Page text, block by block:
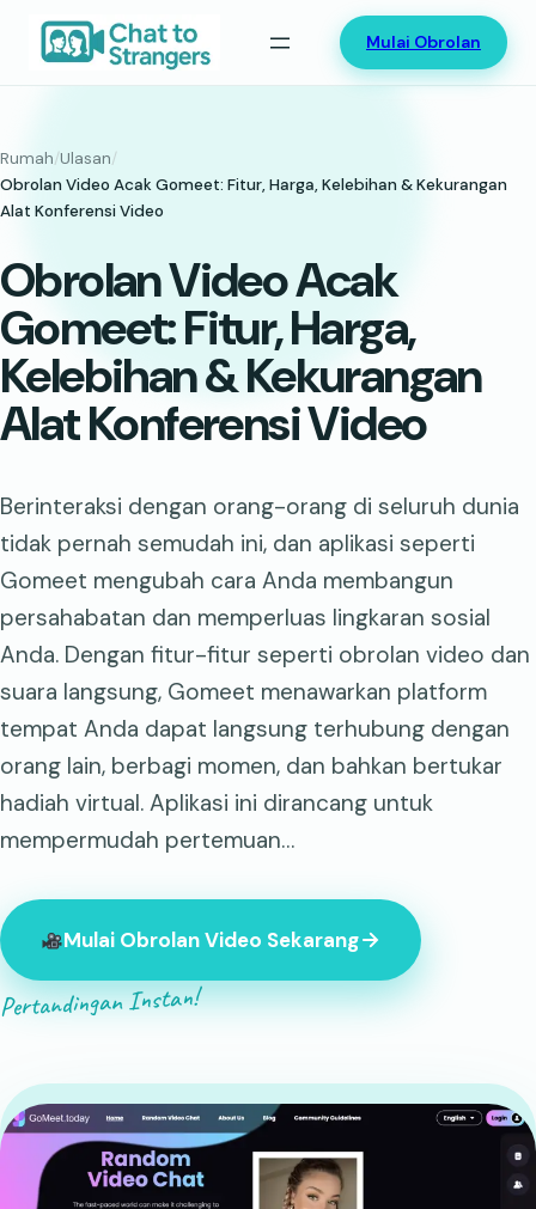
Lewati
Mulai Obrolan
Rumah/Ulasan/
Obrolan Video Acak Gomeet: Fitur, Harga, Kelebihan & Kekurangan
Alat Konferensi Video
Obrolan Video Acak
Gomeet: Fitur, Harga,
Kelebihan & Kekurangan
Alat Konferensi Video
Berinteraksi dengan orang-orang di seluruh dunia
tidak pernah semudah ini, dan aplikasi seperti
Gomeet mengubah cara Anda membangun
persahabatan dan memperluas lingkaran sosial
Anda. Dengan fitur-fitur seperti obrolan video dan
suara langsung, Gomeet menawarkan platform
tempat Anda dapat langsung terhubung dengan
orang lain, berbagi momen, dan bahkan bertukar
hadiah virtual. Aplikasi ini dirancang untuk
mempermudah pertemuan…
Mulai Obrolan Video Sekarang
Pertandingan Instan!